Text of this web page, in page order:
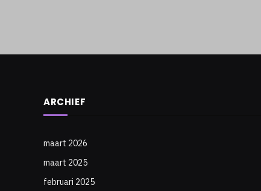
ARCHIEF
maart 2026
maart 2025
februari 2025